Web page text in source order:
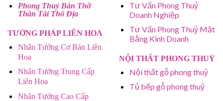
Phong Thuỷ Bàn Thờ
Thần Tài Thổ Địa
TƯỚNG PHÁP LIÊN HOA
Nhân Tướng Cơ Bản Liên
Hoa
Nhân Tướng Trung Cấp
Liên Hoa
Nhân Tướng Cao Cấp
Tư Vấn Phong Thuỷ
Doanh Nghiệp
Tư Vấn Phong Thuỷ Mặt
Bằng Kinh Doanh
NỘI THẤT PHONG THUỶ
Nội thất gỗ phong thuỷ
Tủ bếp gỗ phong thuỷ